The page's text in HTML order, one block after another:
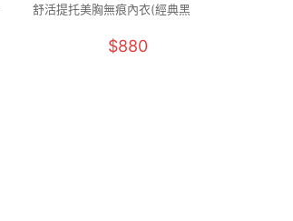
舒活提托美胸無痕內衣(經典黑 女M-
$880